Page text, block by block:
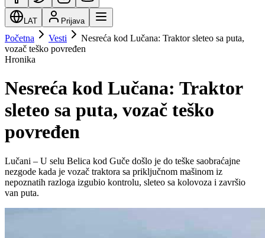
LAT Prijava
Početna Vesti
Nesreća kod Lučana: Traktor sleteo sa puta,
vozač teško povređen
Hronika
Nesreća kod Lučana: Traktor
sleteo sa puta, vozač teško
povređen
Lučani – U selu Belica kod Guče došlo je do teške saobraćajne
nezgode kada je vozač traktora sa priključnom mašinom iz
nepoznatih razloga izgubio kontrolu, sleteo sa kolovoza i završio
van puta.